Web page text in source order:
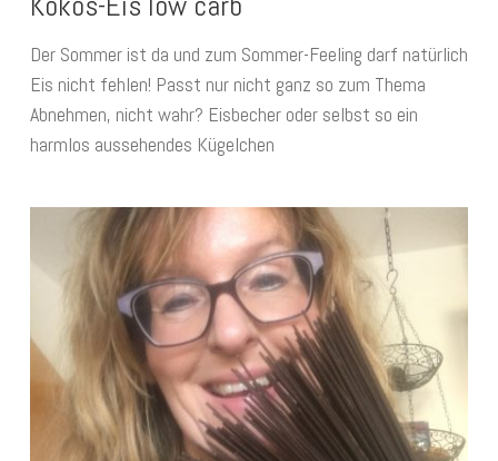
Der Sommer ist da und zum Sommer-Feeling darf natürlich
Eis nicht fehlen! Passt nur nicht ganz so zum Thema
Abnehmen, nicht wahr? Eisbecher oder selbst so ein
harmlos aussehendes Kügelchen